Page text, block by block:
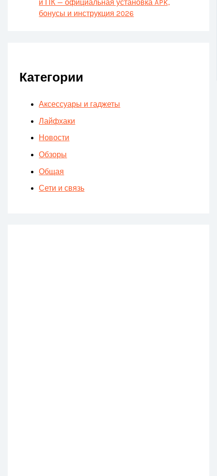
и ПК — официальная установка APK,
бонусы и инструкция 2026
Категории
Аксессуары и гаджеты
Лайфхаки
Новости
Обзоры
Общая
Сети и связь